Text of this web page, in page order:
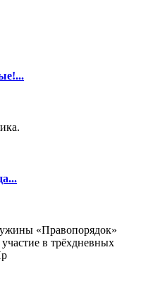
«Правопорядок»
в трёхдневных